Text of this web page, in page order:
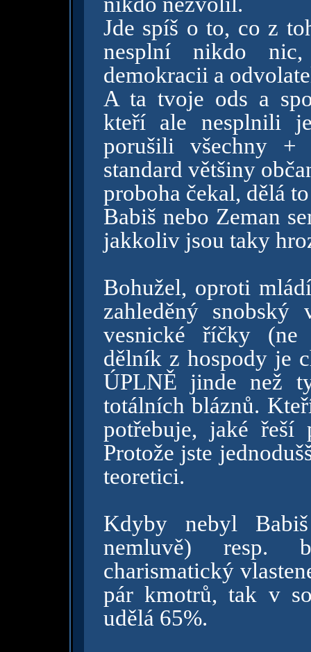
Jde spíš o to, co z
nesplní nikdo nic,
demokracii a
A ta tvoje ods a
kteří ale nesplnili
porušili všechny +
standard většiny
proboha čekal, dělá
Babiš nebo Zeman
jakkoliv jsou taky
Bohužel, oproti
zahleděný
vesnické říčky (ne
dělník z hospody je
ÚPLNĚ jinde než
totálních bláznů.
potřebuje, jaké
Protože jste
teoretici.
Kdyby nebyl
nemluvě) resp.
charismatický
pár kmotrů, tak v
udělá 65%.